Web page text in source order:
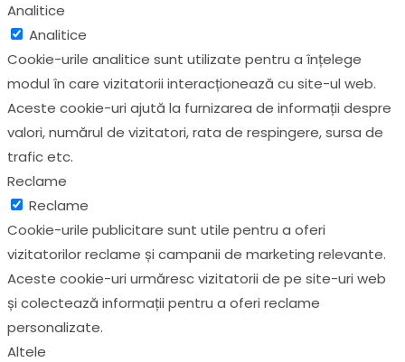
Analitice
Analitice
Cookie-urile analitice sunt utilizate pentru a înțelege
modul în care vizitatorii interacționează cu site-ul web.
Aceste cookie-uri ajută la furnizarea de informații despre
valori, numărul de vizitatori, rata de respingere, sursa de
trafic etc.
Reclame
Reclame
Cookie-urile publicitare sunt utile pentru a oferi
vizitatorilor reclame și campanii de marketing relevante.
Aceste cookie-uri urmăresc vizitatorii de pe site-uri web
și colectează informații pentru a oferi reclame
personalizate.
Altele